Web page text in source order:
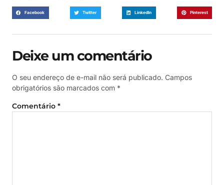
Facebook Twitter LinkedIn Pinterest
Deixe um comentário
O seu endereço de e-mail não será publicado. Campos
obrigatórios são marcados com *
Comentário *